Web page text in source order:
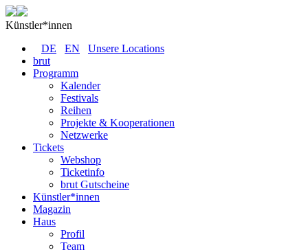
Künstler*innen
DE
EN
Unsere Locations
brut
Programm
Kalender
Festivals
Reihen
Projekte & Kooperationen
Netzwerke
Tickets
Webshop
Ticketinfo
brut Gutscheine
Künstler*innen
Magazin
Haus
Profil
Team